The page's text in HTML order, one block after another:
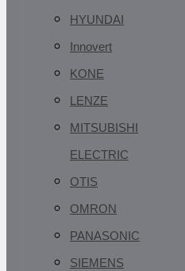
HYUNDAI
Innovert
KONE
LENZE
MITSUBISHI
ELECTRIC
OTIS
OMRON
PANASONIC
SIEMENS